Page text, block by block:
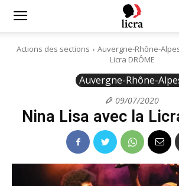
Licra
Antiraciste
depuis
Actions des sections Auvergne-Rhône-
Licra DRÔME
Auvergne-Rhône-
09/07/2020
Nina Lisa avec la